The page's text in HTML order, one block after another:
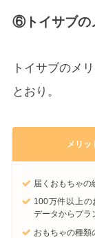
⑥トイサブの
トイサブのメ
とおり。
メリッ
届くおもちゃの
100万件以上の
データからプラ
おもちゃの種類